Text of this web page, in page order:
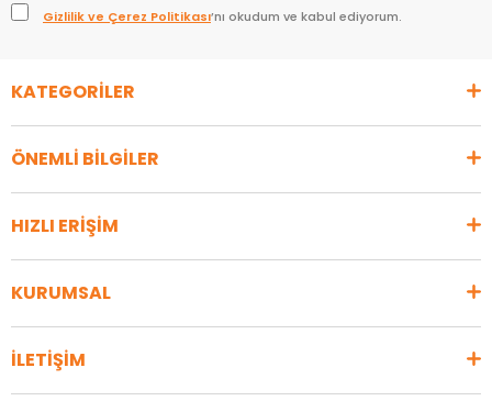
Gizlilik ve Çerez Politikası’nı okudum ve kabul ediyorum.
KATEGORİLER
ÖNEMLİ BİLGİLER
HIZLI ERİŞİM
KURUMSAL
İLETİŞİM